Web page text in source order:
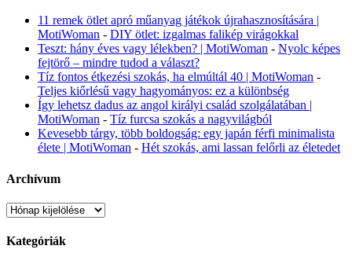
11 remek ötlet apró műanyag játékok újrahasznosítására |
MotiWoman - DIY ötlet: izgalmas falikép virágokkal
Teszt: hány éves vagy lélekben? | MotiWoman - Nyolc képes
fejtörő – mindre tudod a választ?
Tíz fontos étkezési szokás, ha elmúltál 40 | MotiWoman -
Teljes kiőrlésű vagy hagyományos: ez a különbség
Így lehetsz dadus az angol királyi család szolgálatában |
MotiWoman - Tíz furcsa szokás a nagyvilágból
Kevesebb tárgy, több boldogság: egy japán férfi minimalista
élete | MotiWoman - Hét szokás, ami lassan felőrli az életedet
Archívum
Archívum
Kategóriák